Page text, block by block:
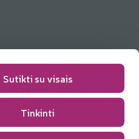
Sutikti su visais
Tinkinti
0,00 €